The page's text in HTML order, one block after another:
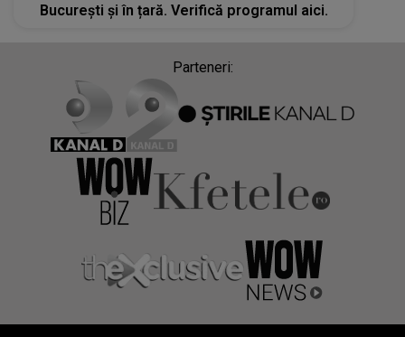
București și în țară. Verifică programul aici.
Parteneri: